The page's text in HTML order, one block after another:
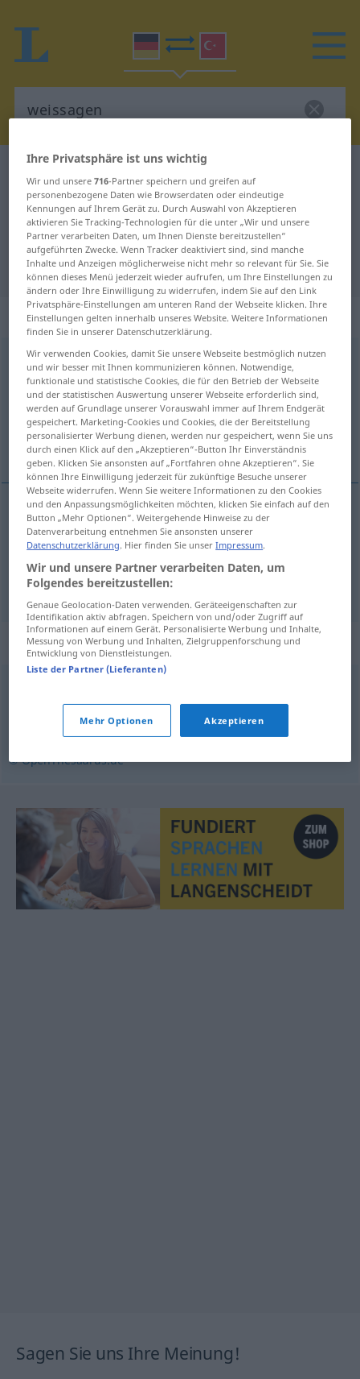
Deutsch-Türkisch Wörterbuch
Deutsch-Türkisch Übersetzung für
"weissagen"
"weissagen" Türkisch Übersetzung
„weissagen“: transitives Verb
weissagenv/t <h.>
Übersicht aller Übersetzungen
(Für mehr Details die Übersetzung anklicken/antippen)
-eceği kehanetinde bulunmak
Beispiele
weissagen, dass
-eceği kehanetindebulunmak ( -IN)
Synonyme für "weissagen"
ankündigen
© OpenThesaurus.de
Sagen Sie uns Ihre Meinung!
Ihre Privatsphäre ist uns wichtig
Wir und unsere716-Partner speichern und greifen auf
personenbezogene Daten wie Browserdaten oder eindeutige
Kennungen auf Ihrem Gerät zu. Durch Auswahl von Akzeptieren
aktivieren Sie Tracking-Technologien für die unter „Wir und unsere
Partner verarbeiten Daten, um Ihnen Dienste bereitzustellen“
aufgeführten Zwecke. Wenn Tracker deaktiviert sind, sind manche
Inhalte und Anzeigen möglicherweise nicht mehr so relevant für Sie. Sie
können dieses Menü jederzeit wieder aufrufen, um Ihre Einstellungen zu
ändern oder Ihre Einwilligung zu widerrufen, indem Sie auf den Link
Privatsphäre-Einstellungen am unteren Rand der Webseite klicken. Ihre
Einstellungen gelten innerhalb unseres Website. Weitere Informationen
finden Sie in unserer Datenschutzerklärung.
Wir verwenden Cookies, damit Sie unsere Webseite bestmöglich nutzen
und wir besser mit Ihnen kommunizieren können. Notwendige,
funktionale und statistische Cookies, die für den Betrieb der Webseite
und der statistischen Auswertung unserer Webseite erforderlich sind,
werden auf Grundlage unserer Vorauswahl immer auf Ihrem Endgerät
gespeichert. Marketing-Cookies und Cookies, die der Bereitstellung
personalisierter Werbung dienen, werden nur gespeichert, wenn Sie uns
durch einen Klick auf den „Akzeptieren“-Button Ihr Einverständnis
geben. Klicken Sie ansonsten auf „Fortfahren ohne Akzeptieren“. Sie
können Ihre Einwilligung jederzeit für zukünftige Besuche unserer
Webseite widerrufen. Wenn Sie weitere Informationen zu den Cookies
und den Anpassungsmöglichkeiten möchten, klicken Sie einfach auf den
Button „Mehr Optionen“. Weitergehende Hinweise zu der
Datenverarbeitung entnehmen Sie ansonsten unserer
Datenschutzerklärung. Hier finden Sie unserImpressum.
Wir und unsere Partner verarbeiten Daten, um
Folgendes bereitzustellen:
Genaue Geolocation-Daten verwenden. Geräteeigenschaften zur
Identifikation aktiv abfragen. Speichern von und/oder Zugriff auf
Informationen auf einem Gerät. Personalisierte Werbung und Inhalte,
Messung von Werbung und Inhalten, Zielgruppenforschung und
Entwicklung von Dienstleistungen.
Liste der Partner (Lieferanten)
Mehr Optionen Akzeptieren